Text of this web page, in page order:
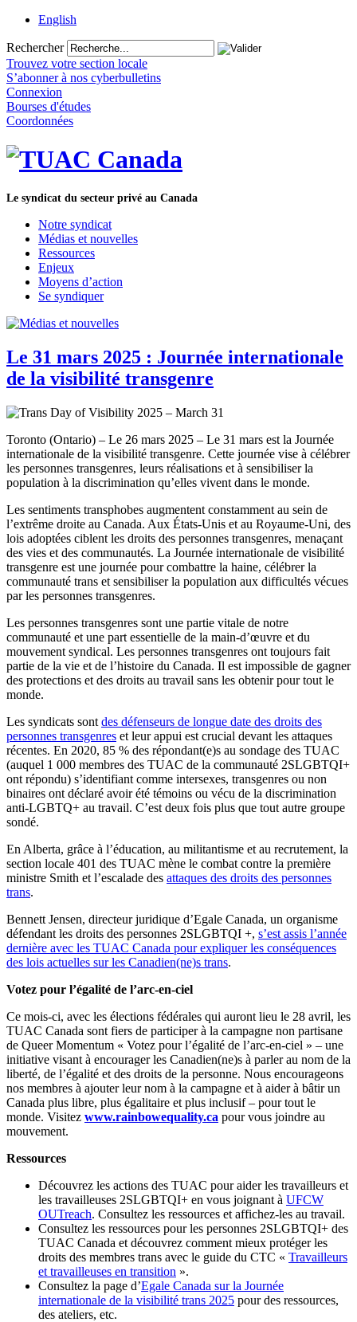
English
Rechercher
Trouvez votre section locale
S’abonner à nos cyberbulletins
Connexion
Bourses d'études
Coordonnées
Le syndicat du secteur privé au Canada
Notre syndicat
Médias et nouvelles
Ressources
Enjeux
Moyens d’action
Se syndiquer
Le 31 mars 2025 : Journée internationale
de la visibilité transgenre
Toronto (Ontario) – Le 26 mars 2025 – Le 31 mars est la Journée
internationale de la visibilité transgenre. Cette journée vise à célébrer
les personnes transgenres, leurs réalisations et à sensibiliser la
population à la discrimination qu’elles vivent dans le monde.
Les sentiments transphobes augmentent constamment au sein de
l’extrême droite au Canada. Aux États-Unis et au Royaume-Uni, des
lois adoptées ciblent les droits des personnes transgenres, menaçant
des vies et des communautés. La Journée internationale de visibilité
transgenre est une journée pour combattre la haine, célébrer la
communauté trans et sensibiliser la population aux difficultés vécues
par les personnes transgenres.
Les personnes transgenres sont une partie vitale de notre
communauté et une part essentielle de la main-d’œuvre et du
mouvement syndical. Les personnes transgenres ont toujours fait
partie de la vie et de l’histoire du Canada. Il est impossible de gagner
des protections et des droits au travail sans les obtenir pour tout le
monde.
Les syndicats sont des défenseurs de longue date des droits des
personnes transgenres et leur appui est crucial devant les attaques
récentes. En 2020, 85 % des répondant(e)s au sondage des TUAC
(auquel 1 000 membres des TUAC de la communauté 2SLGBTQI+
ont répondu) s’identifiant comme intersexes, transgenres ou non
binaires ont déclaré avoir été témoins ou vécu de la discrimination
anti-LGBTQ+ au travail. C’est deux fois plus que tout autre groupe
sondé.
En Alberta, grâce à l’éducation, au militantisme et au recrutement, la
section locale 401 des TUAC mène le combat contre la première
ministre Smith et l’escalade des attaques des droits des personnes
trans.
Bennett Jensen, directeur juridique d’Egale Canada, un organisme
défendant les droits des personnes 2SLGBTQI +, s’est assis l’année
dernière avec les TUAC Canada pour expliquer les conséquences
des lois actuelles sur les Canadien(ne)s trans.
Votez pour l’égalité de l’arc-en-ciel
Ce mois-ci, avec les élections fédérales qui auront lieu le 28 avril, les
TUAC Canada sont fiers de participer à la campagne non partisane
de Queer Momentum « Votez pour l’égalité de l’arc-en-ciel » – une
initiative visant à encourager les Canadien(ne)s à parler au nom de la
liberté, de l’égalité et des droits de la personne. Nous encourageons
nos membres à ajouter leur nom à la campagne et à aider à bâtir un
Canada plus libre, plus égalitaire et plus inclusif – pour tout le
monde. Visitez www.rainbowequality.ca pour vous joindre au
mouvement.
Ressources
Découvrez les actions des TUAC pour aider les travailleurs et
les travailleuses 2SLGBTQI+ en vous joignant à UFCW
OUTreach. Consultez les ressources et affichez-les au travail.
Consultez les ressources pour les personnes 2SLGBTQI+ des
TUAC Canada et découvrez comment mieux protéger les
droits des membres trans avec le guide du CTC « Travailleurs
et travailleuses en transition ».
Consultez la page d’Egale Canada sur la Journée
internationale de la visibilité trans 2025 pour des ressources,
des ateliers, etc.